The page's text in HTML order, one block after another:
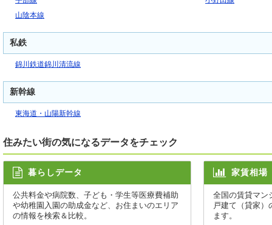
山陰本線
私鉄
錦川鉄道錦川清流線
新幹線
東海道・山陽新幹線
住みたい街の気になるデータをチェック
暮らしデータ
公共料金や病院数、子ども・学生等医療費補助
や幼稚園入園の助成金など、お住まいのエリア
の情報を検索＆比較。
家賃相場
全国の賃貸マン
戸建て（貸家）
ます。